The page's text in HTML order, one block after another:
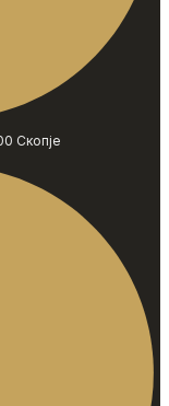
Скопје